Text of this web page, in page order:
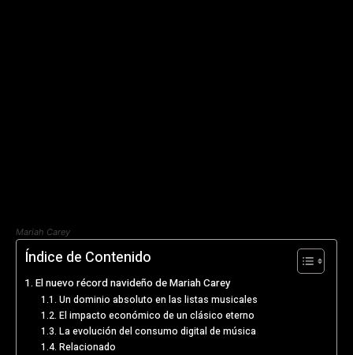
Mariah Carey
Índice de Contenido
El nuevo récord navideño de Mariah Carey
Un dominio absoluto en las listas musicales
El impacto económico de un clásico eterno
La evolución del consumo digital de música
Relacionado